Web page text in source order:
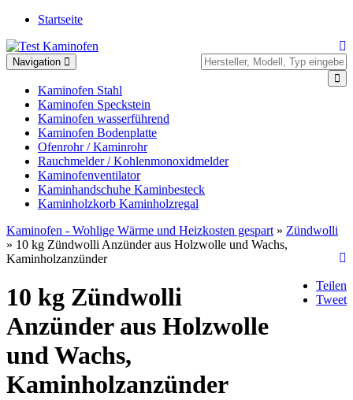
Startseite
Toggle
navigation
Navigation
Kaminofen Stahl
Kaminofen Speckstein
Kaminofen wasserführend
Kaminofen Bodenplatte
Ofenrohr / Kaminrohr
Rauchmelder / Kohlenmonoxidmelder
Kaminofenventilator
Kaminhandschuhe Kaminbesteck
Kaminholzkorb Kaminholzregal
Kaminofen - Wohlige Wärme und Heizkosten gespart » Zündwolli
» 10 kg Zündwolli Anzünder aus Holzwolle und Wachs,
Kaminholzanzünder
Teilen
Tweet
10 kg Zündwolli
Anzünder aus Holzwolle
und Wachs,
Kaminholzanzünder